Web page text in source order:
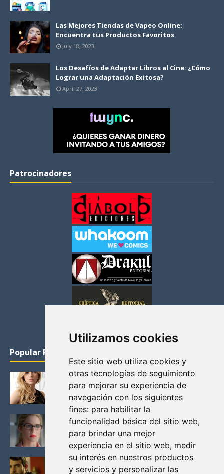
Utilizamos cookies
Este sitio web utiliza cookies y
otras tecnologías de seguimiento
para mejorar su experiencia de
navegación con los siguientes
fines: para habilitar la
funcionalidad básica del sitio web,
para brindar una mejor
experiencia en el sitio web, medir
su interés en nuestros productos
y servicios y personalizar las
Las Mejores Tiendas de Vapeo Online:
Encuentra tus Productos Favoritos
July 18, 2023
Los Desafíos de Adaptar Libros al Cine: ¿Cómo
Lograr una Adaptación Exitosa?
April 27, 2023
Patrocinadores
Popular Posts
KATHERYN WINNICK: LA ACTRIZ MAS GUAPA DE
VIKINGOS
Junio 14, 2013
FELICITY (EMILY BETT RICKARDS), LAS FOTOS
MAS BONITAS DE LA ALIADA DE ARROW
Noviembre 30, 2013
BLACK MIRROR: TODA TU HISTORIA. EPISODIO 3.
LA CRITICA